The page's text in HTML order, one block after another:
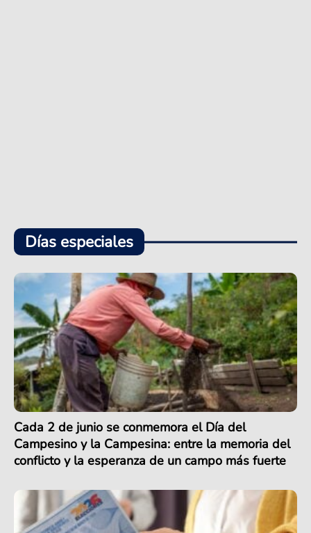
Días especiales
Cada 2 de junio se conmemora el Día del
Campesino y la Campesina: entre la memoria del
conflicto y la esperanza de un campo más fuerte